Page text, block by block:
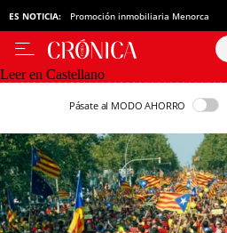
ES NOTICIA: Promoción inmobiliaria Menorca
Leer en Castellano
Pásate al MODO AHORRO